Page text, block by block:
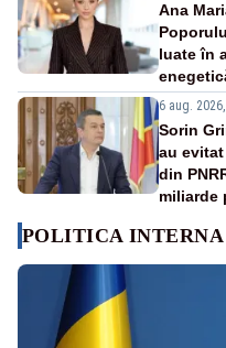
Ana
luate în
6 aug.
Sorin
au evitat
din
miliarde
POLITICA